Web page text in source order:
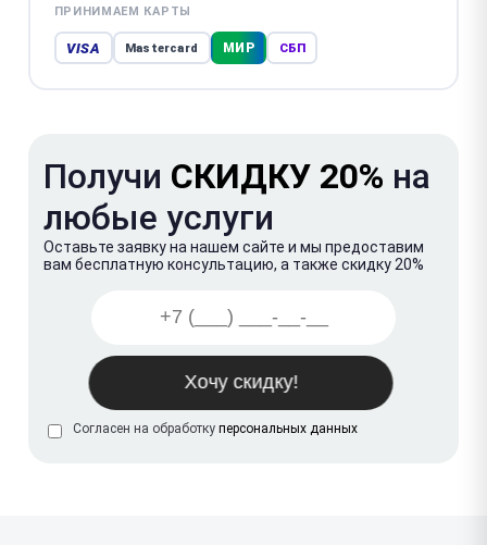
ПРИНИМАЕМ КАРТЫ
VISA Mastercard МИР СБП
Получи СКИДКУ 20% на
любые услуги
Оставьте заявку на нашем сайте и мы предоставим
вам бесплатную консультацию, а также скидку 20%
Согласен на обработку персональных данных